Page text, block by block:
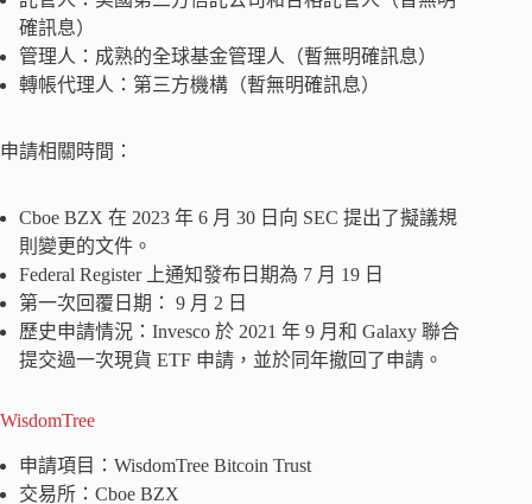
確訊息）
管理人：成熟的全球基金管理人（暫無明確訊息）
轉帳代理人：第三方機構（暫無明確訊息）
申請相關時間：
Cboe BZX 在 2023 年 6 月 30 日向 SEC 提出了擬議規
則變更的文件。
Federal Register 上通知發布日期為 7 月 19 日
第一次回覆日期： 9 月 2 日
歷史申請情況：Invesco 於 2021 年 9 月和 Galaxy 聯合
提交過一次現貨 ETF 申請，並於同年撤回了申請。
WisdomTree
申請項目：WisdomTree Bitcoin Trust
交易所：Cboe BZX